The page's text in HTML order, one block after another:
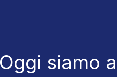
Oggi siamo